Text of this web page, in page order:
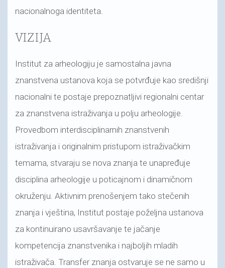
nacionalnoga identiteta.
VIZIJA
Institut za arheologiju je samostalna javna
znanstvena ustanova koja se potvrđuje kao središnji
nacionalni te postaje prepoznatljivi regionalni centar
za znanstvena istraživanja u polju arheologije.
Provedbom interdisciplinarnih znanstvenih
istraživanja i originalnim pristupom istraživačkim
temama, stvaraju se nova znanja te unapređuje
disciplina arheologije u poticajnom i dinamičnom
okruženju. Aktivnim prenošenjem tako stečenih
znanja i vještina, Institut postaje poželjna ustanova
za kontinuirano usavršavanje te jačanje
kompetencija znanstvenika i najboljih mladih
istraživača. Transfer znanja ostvaruje se ne samo u